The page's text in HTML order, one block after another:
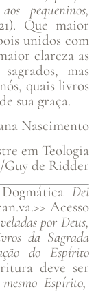
pequeninos,
Que maior
unidos com
clareza as
mas
quais livros
sua graça.
Nascimento
em Teologia
de Ridder
Dei
Acesso
por Deus,
da Sagrada
do Espírito
deve ser
Espírito,